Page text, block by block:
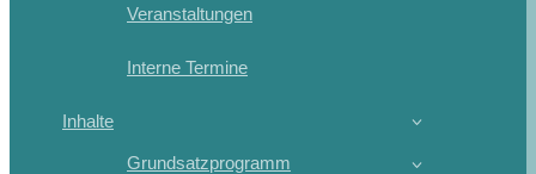
Veranstaltungen
Interne Termine
Inhalte
Grundsatzprogramm